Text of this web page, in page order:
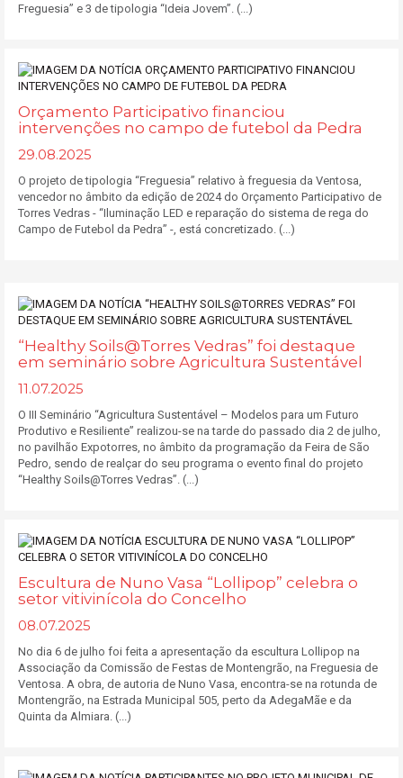
Freguesia” e 3 de tipologia “Ideia Jovem”. (...)
Orçamento Participativo financiou
intervenções no campo de futebol da Pedra
29.08.2025
O projeto de tipologia “Freguesia” relativo à freguesia da Ventosa,
vencedor no âmbito da edição de 2024 do Orçamento Participativo de
Torres Vedras - “Iluminação LED e reparação do sistema de rega do
Campo de Futebol da Pedra” -, está concretizado. (...)
“Healthy Soils@Torres Vedras” foi destaque
em seminário sobre Agricultura Sustentável
11.07.2025
O III Seminário “Agricultura Sustentável – Modelos para um Futuro
Produtivo e Resiliente” realizou-se na tarde do passado dia 2 de julho,
no pavilhão Expotorres, no âmbito da programação da Feira de São
Pedro, sendo de realçar do seu programa o evento final do projeto
“Healthy Soils@Torres Vedras”. (...)
Escultura de Nuno Vasa “Lollipop” celebra o
setor vitivinícola do Concelho
08.07.2025
No dia 6 de julho foi feita a apresentação da escultura Lollipop na
Associação da Comissão de Festas de Montengrão, na Freguesia de
Ventosa. A obra, de autoria de Nuno Vasa, encontra-se na rotunda de
Montengrão, na Estrada Municipal 505, perto da AdegaMãe e da
Quinta da Almiara. (...)